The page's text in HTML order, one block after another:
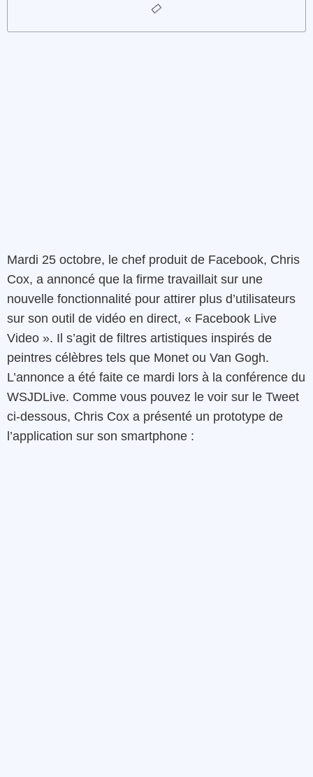
Mardi 25 octobre, le chef produit de Facebook, Chris
Cox, a annoncé que la firme travaillait sur une
nouvelle fonctionnalité pour attirer plus d’utilisateurs
sur son outil de vidéo en direct, « Facebook Live
Video ». Il s’agit de filtres artistiques inspirés de
peintres célèbres tels que Monet ou Van Gogh.
L’annonce a été faite ce mardi lors à la conférence du
WSJDLive. Comme vous pouvez le voir sur le Tweet
ci-dessous, Chris Cox a présenté un prototype de
l’application sur son smartphone :